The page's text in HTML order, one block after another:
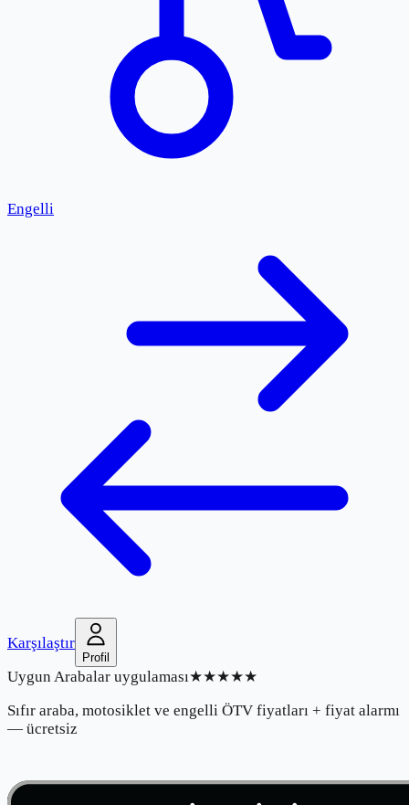
Engelli
Karşılaştır
Profil
Uygun Arabalar uygulaması★★★★★
Sıfır araba, motosiklet ve engelli ÖTV fiyatları + fiyat alarmı
— ücretsiz